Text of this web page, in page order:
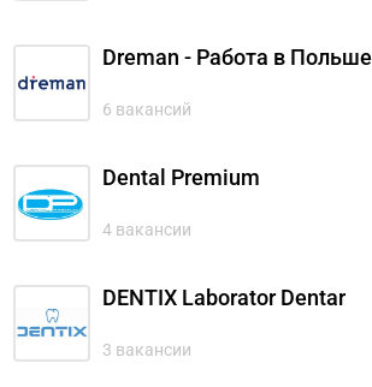
Dreman - Работа в Польше
6 вакансий
Dental Premium
4 вакансии
DENTIX Laborator Dentar
3 вакансии